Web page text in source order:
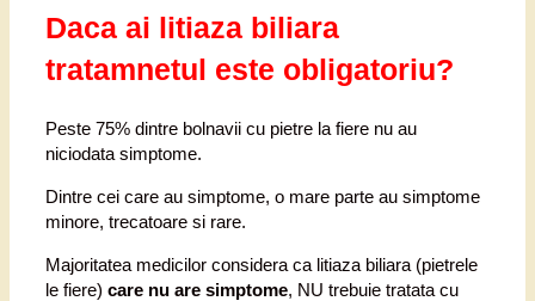
Daca ai litiaza biliara
tratamnetul este obligatoriu?
Peste 75% dintre bolnavii cu pietre la fiere nu au
niciodata simptome.
Dintre cei care au simptome, o mare parte au simptome
minore, trecatoare si rare.
Majoritatea medicilor considera ca litiaza biliara (pietrele
le fiere) care nu are simptome, NU trebuie tratata cu